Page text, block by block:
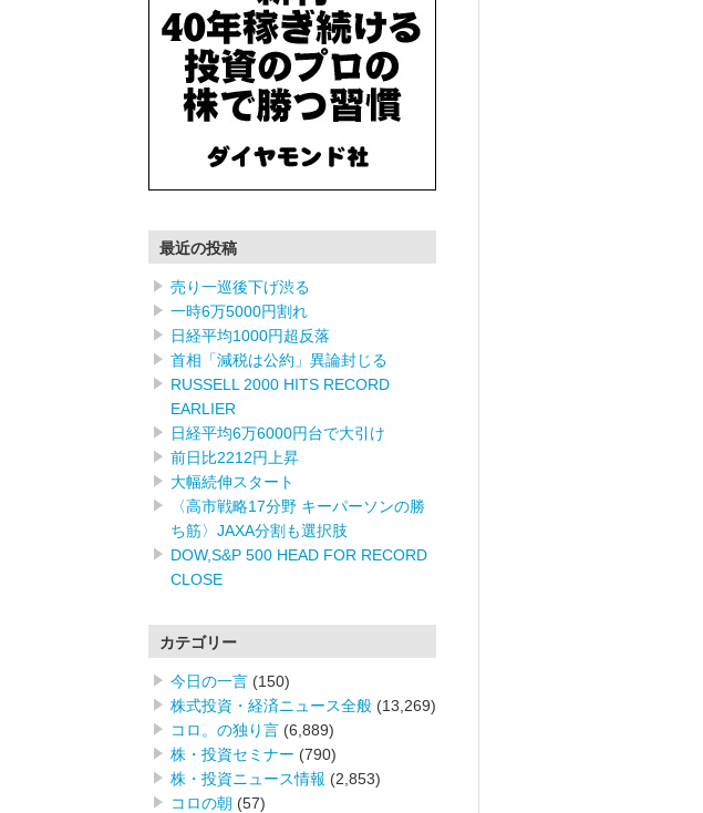
最近の投稿
売り一巡後下げ渋る
一時6万5000円割れ
日経平均1000円超反落
首相「減税は公約」異論封じる
RUSSELL 2000 HITS RECORD
EARLIER
日経平均6万6000円台で大引け
前日比2212円上昇
大幅続伸スタート
〈高市戦略17分野 キーパーソンの勝
ち筋〉JAXA分割も選択肢
DOW,S&P 500 HEAD FOR RECORD
CLOSE
カテゴリー
今日の一言 (150)
株式投資・経済ニュース全般 (13,269)
コロ。の独り言 (6,889)
株・投資セミナー (790)
株・投資ニュース情報 (2,853)
コロの朝 (57)